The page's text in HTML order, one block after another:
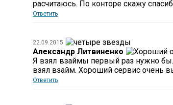
расчитаюсь. По конторе скажу
Ответить
22.09.2015
Александр Литвиненко
Я взял взаймы первый раз нужно
взял взайм. Хороший сервис очень
Ответить